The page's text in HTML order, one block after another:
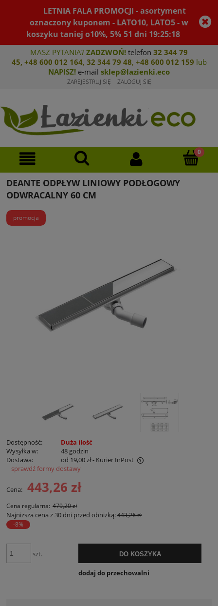
LETNIA FALA PROMOCJI - asortyment
oznaczony kuponem - LATO10, LATO5 - w
koszyku taniej o10%, 5% 51 dni 19:25:17
MASZ PYTANIA? ZADZWOŃ! telefon 32 344 79
45, +48 600 012 164, 32 344 79 48, +48 600 012 159 lub
NAPISZ! e-mail sklep@lazienki.eco
ZAREJESTRUJ SIĘ ZALOGUJ SIĘ
DEANTE ODPŁYW LINIOWY PODŁOGOWY
ODWRACALNY 60 CM
promocja
Dostępność:
Duża ilość
Wysyłka w:
48 godzin
Dostawa:
od 19,00 zł- Kurier InPost
Cena nie zawiera ewentualnych kosztów płatności
sprawdź formy dostawy
Cena: 443,26 zł
Cena regularna: 479,20 zł
Najniższa cena z 30 dni przed obniżką:443,26 zł
-8%
szt. DO KOSZYKA
dodaj do przechowalni